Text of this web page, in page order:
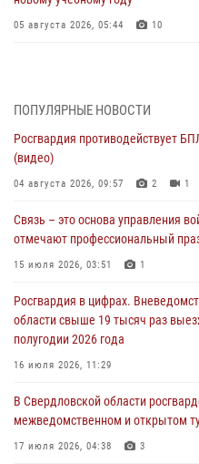
05 августа 2026, 05:44 10
04 августа 2026, 09:57 2
Росгвардия приняла участие в
города в Екатеринбурге
03 августа 2026, 07:43 3
Росгвардия приняла участие в
антитеррористическом учении в
31 июля 2026, 12:27 1
Росгвардия обеспечивает
направлении
31 июля 2026, 06:56
рассказал об итогах работы
«Телекон»
30 июля 2026, 11:33 1
ПОПУЛЯРНЫЕ НОВОСТИ
Росгвардия противодействует
(видео)
04 августа 2026, 09:57 2 1
Связь – это основа управления
отмечают профессиональный
15 июля 2026, 03:51 1
Росгвардия в цифрах.
области свыше 19 тысяч раз
полугодии 2026 года
16 июля 2026, 11:29
В Свердловской области
межведомственном и открытом
17 июля 2026, 04:38 3